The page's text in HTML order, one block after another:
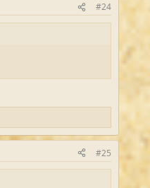
#24
#25